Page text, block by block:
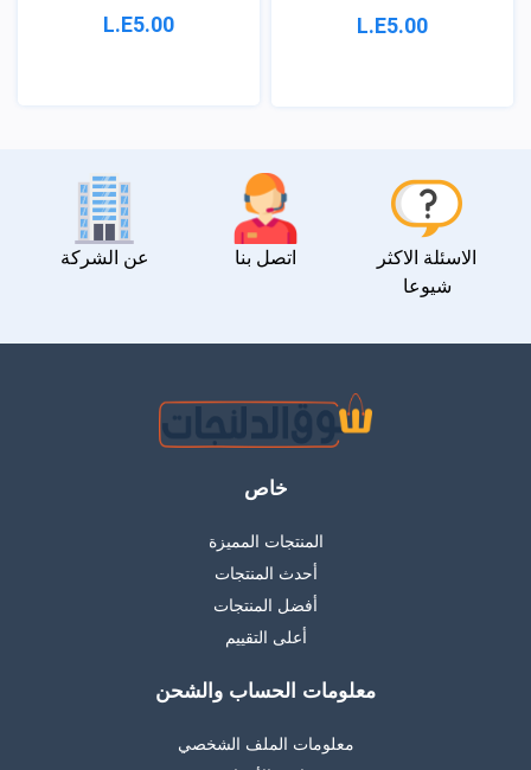
L.E5.00 L.E5.00
عن الشركة اتصل بنا
الاسئلة الاكثر
شيوعا
خاص
المنتجات المميزة
أحدث المنتجات
أفضل المنتجات
أعلى التقييم
معلومات الحساب والشحن
معلومات الملف الشخصي